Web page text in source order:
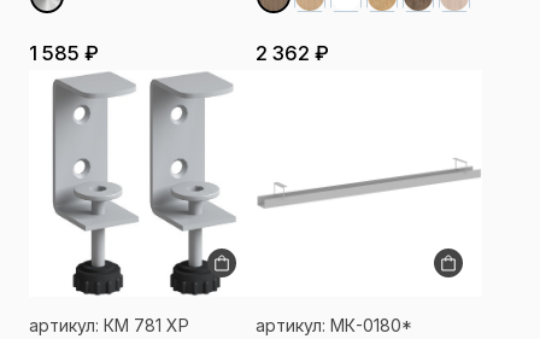
1 585 ₽ 2 362 ₽
артикул: КМ 781 ХР
артикул: МК-0180*